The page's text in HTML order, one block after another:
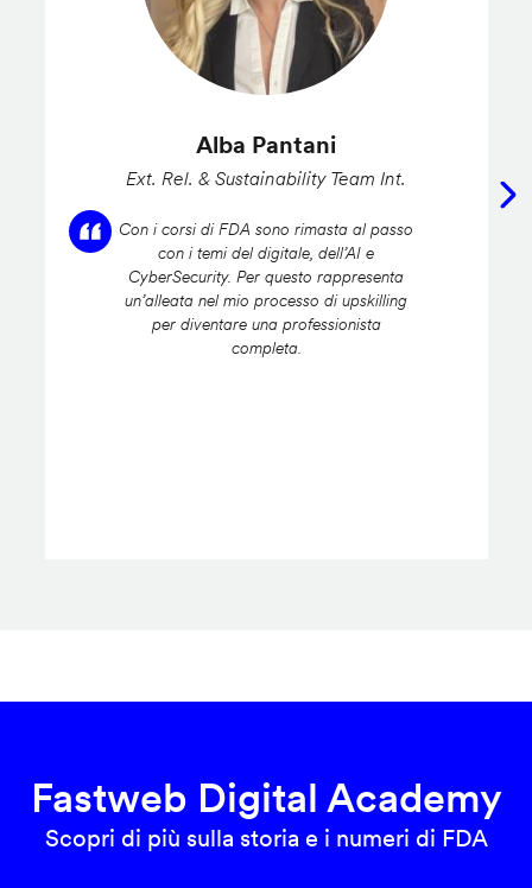
Alba Pantani
Ext. Rel. & Sustainability Team Int.
Con i corsi di FDA sono rimasta al passo
con i temi del digitale, dell’AI e
CyberSecurity. Per questo rappresenta
un’alleata nel mio processo di upskilling
per diventare una professionista
completa.
Fastweb Digital Academy
Scopri di più sulla storia e i numeri di FDA